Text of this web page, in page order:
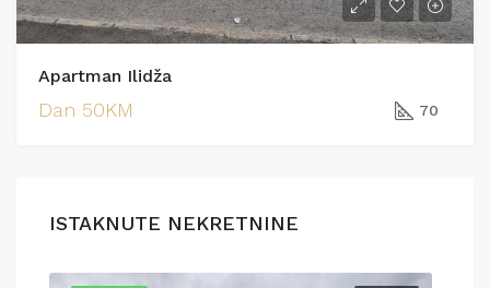
Apartman Ilidža
Dan 50KM 70
ISTAKNUTE NEKRETNINE